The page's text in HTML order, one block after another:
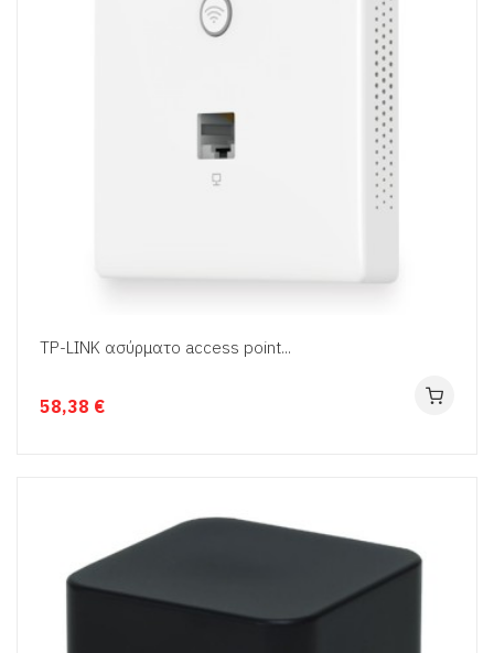
TP-LINK ασύρματο access point...
58,38 €